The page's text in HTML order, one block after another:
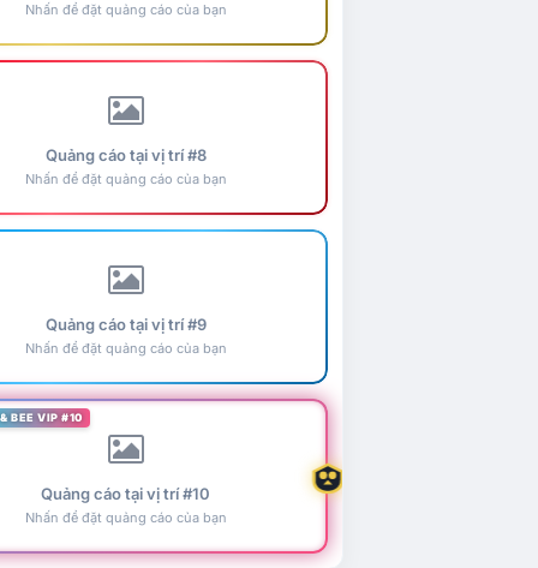
Nhấn để đặt quảng cáo của bạn
Quảng cáo tại vị trí #8
Nhấn để đặt quảng cáo của bạn
Quảng cáo tại vị trí #9
Nhấn để đặt quảng cáo của bạn
BEE VIP #10
Quảng cáo tại vị trí #10
Nhấn để đặt quảng cáo của bạn